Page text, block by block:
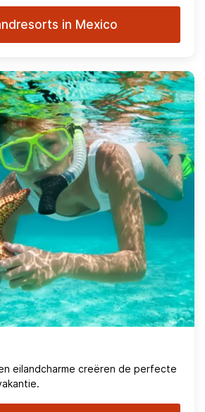
in Mexico
eilandcharme creëren de perfecte